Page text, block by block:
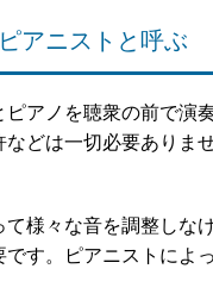
アニストと呼ぶ
ピアノを聴衆の前で演
などは一切必要ありま
様々な音を調整しな
す。ピアニストによ